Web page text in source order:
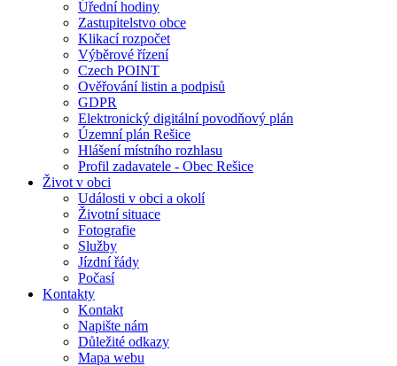
Úřední hodiny
Zastupitelstvo obce
Klikací rozpočet
Výběrové řízení
Czech POINT
Ověřování listin a podpisů
GDPR
Elektronický digitální povodňový plán
Územní plán Rešice
Hlášení místního rozhlasu
Profil zadavatele - Obec Rešice
Život v obci
Události v obci a okolí
Životní situace
Fotografie
Služby
Jízdní řády
Počasí
Kontakty
Kontakt
Napište nám
Důležité odkazy
Mapa webu